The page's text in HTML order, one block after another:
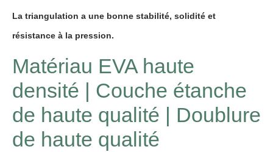
La triangulation a une bonne stabilité, solidité et
résistance à la pression.
Matériau EVA haute
densité | Couche étanche
de haute qualité | Doublure
de haute qualité